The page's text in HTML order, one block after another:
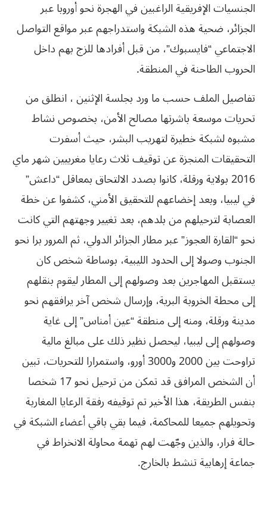
الجنسيات الإفريقية الراغبين في الهجرة نحو أوروبا عبر
الجزائر، ضحية هذه الشبكة واستدراجهم عبر مواقع التواصل
الاجتماعي “فايسبوك”، من قبل أفرادها للزج بهم داخل
الحروب الطاحنة في المنطقة.
تفاصيل الملف حسب ما ورد بجلسة الإثنين ، انطلق من
تحريات موسعة باشرتها مصالح الأمن، بخصوص نشاط
مشبوه لشبكة خطيرة لتهريب البشر، حيث أسفرت
التحقيقات المنجزة عن توقيف ثلاث رعايا مغربيين شهر ماي
2016 بولاية ورقلة، كانوا بصدد الالتحاق بمعاقل “داعش”
في ليبيا، وبعد إخضاعهم للتحقيق الأمني، كشفوا عن خطة
العصابة لترحيلهم من بلدهم، بعد تغيير وجهتهم التي كانت
نحو “القارة العجوز” عبر مطار الجزائر الدولي، ثم المرور برا نحو
الجنوب وصولا إلى الحدود الليبية، بوساطة شخص كان
يستقبل المهاجرين بعد وصولهم إلى المطار ليقوم بنقلهم
إلى محطة الخروبة البرية، وإرسال شخص آخر يرافقهم نحو
مدينة ورقلة، ومنه إلى منطقة “عين أمناس” إلى غاية
وصولهم إلى ليبيا، ليحصل نظير ذلك على مبالغ مالية
تراوحت بين 2000 و3000 أورو، واستمرارا للتحريات، تبين
أن الشخص المرافق قد تمكن من ترحيل نحو 17 شخصا
بنفس الطريقة، هذا الأخير تم توقيفه رفقة الرعايا المغاربة
وتحويلهم جميعا للمحاكمة، فيما بقي باقي أعضاء الشبكة في
حالة فرار، والذين وجّهت لهم تهمة محاولة الانخراط في
جماعة إرهابية تنشط بالخارج.